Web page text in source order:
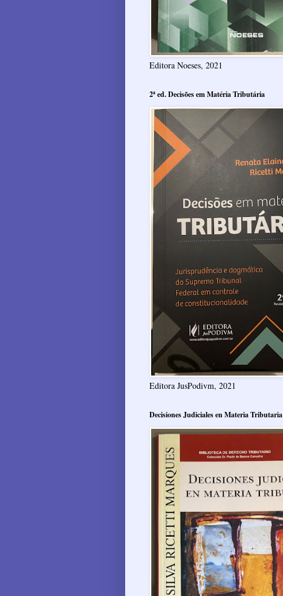
Editora Noeses, 2021
2ª ed. Decisões em Matéria Tributária
Editora JusPodivm, 2021
Decisiones Judiciales en Materia Tributaria